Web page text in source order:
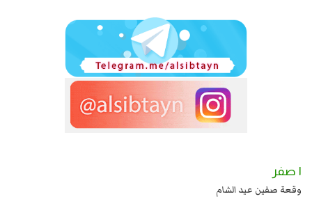
يزيد شهادة زيد بن علي بن الحسين عليهما السلام قتل صاحب الزنج